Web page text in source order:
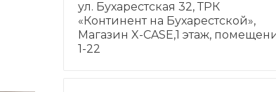
ул. Бухарестская 32, ТРК
«Континент на Бухарестской»,
Магазин X-CASE,1 этаж,
1-22